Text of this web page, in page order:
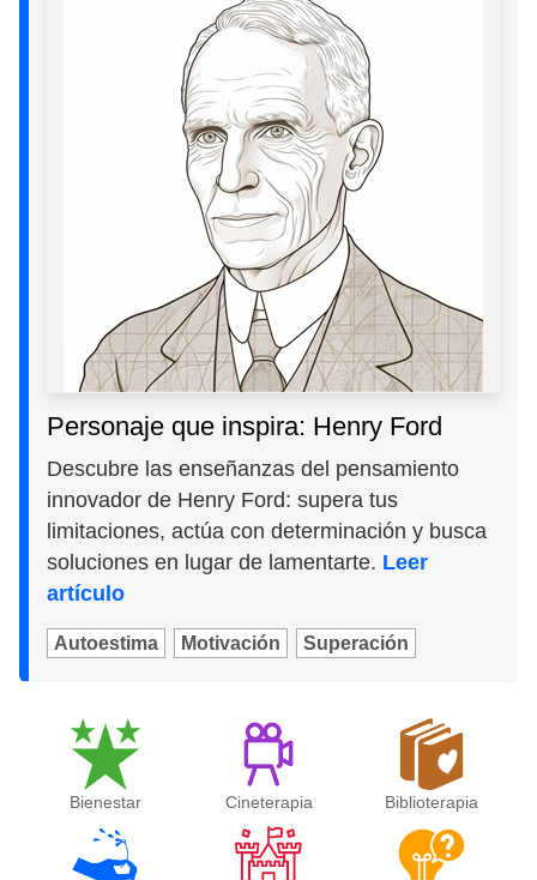
Personaje que inspira: Henry Ford
Descubre las enseñanzas del pensamiento
innovador de Henry Ford: supera tus
limitaciones, actúa con determinación y busca
soluciones en lugar de lamentarte. Leer
artículo
Autoestima Motivación Superación
Bienestar Cineterapia Biblioterapia